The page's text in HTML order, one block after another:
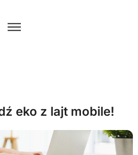
eko z lajt mobile!